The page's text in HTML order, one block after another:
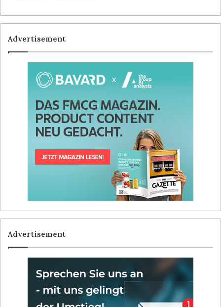
Advertisement
Advertisement